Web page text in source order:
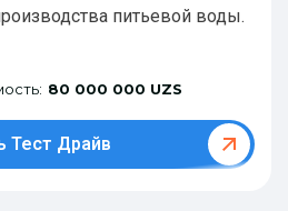
питьевой воды.
80 000 000 UZS
Тест Драйв